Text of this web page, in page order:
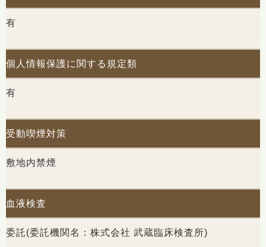
有
個人情報保護に関する規定類
有
受動喫煙対策
敷地内禁煙
血液検査
委託(委託機関名：株式会社 武蔵臨床検査所)